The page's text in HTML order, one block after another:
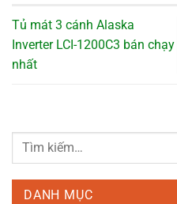
Tủ mát 3 cánh Alaska
Inverter LCI-1200C3 bán chạy
nhất
DANH MỤC